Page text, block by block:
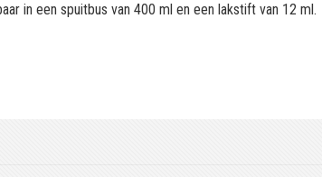
in een spuitbus van 400 ml en een lakstift van 12 ml.